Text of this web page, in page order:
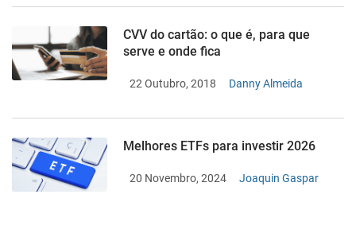
CVV do cartão: o que é, para que
serve e onde fica
22 Outubro, 2018 Danny Almeida
Melhores ETFs para investir 2026
20 Novembro, 2024 Joaquin Gaspar